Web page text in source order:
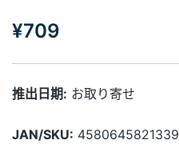
¥709
推出日期: お取り寄せ
JAN/SKU: 4580645821339